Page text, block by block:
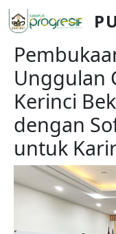
Skip to main content
Unggulan
Kerinci
dengan
untuk